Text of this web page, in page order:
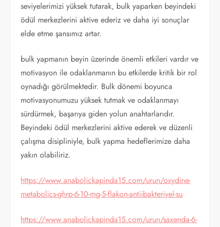
seviyelerimizi yüksek tutarak, bulk yaparken beyindeki
ödül merkezlerini aktive ederiz ve daha iyi sonuçlar
elde etme şansımız artar.
bulk yapmanın beyin üzerinde önemli etkileri vardır ve
motivasyon ile odaklanmanın bu etkilerde kritik bir rol
oynadığı görülmektedir. Bulk dönemi boyunca
motivasyonumuzu yüksek tutmak ve odaklanmayı
sürdürmek, başarıya giden yolun anahtarlarıdır.
Beyindeki ödül merkezlerini aktive ederek ve düzenli
çalışma disipliniyle, bulk yapma hedeflerimize daha
yakın olabiliriz.
https://www.anabolickapinda15.com/urun/oxydine-
metabolics-ghrp-6-10-mg-5-flakon-antiibakteriyel-su
https://www.anabolickapinda15.com/urun/saxenda-6-